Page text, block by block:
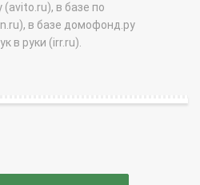
в базе по
в базе домофонд.ру
в руки (irr.ru).